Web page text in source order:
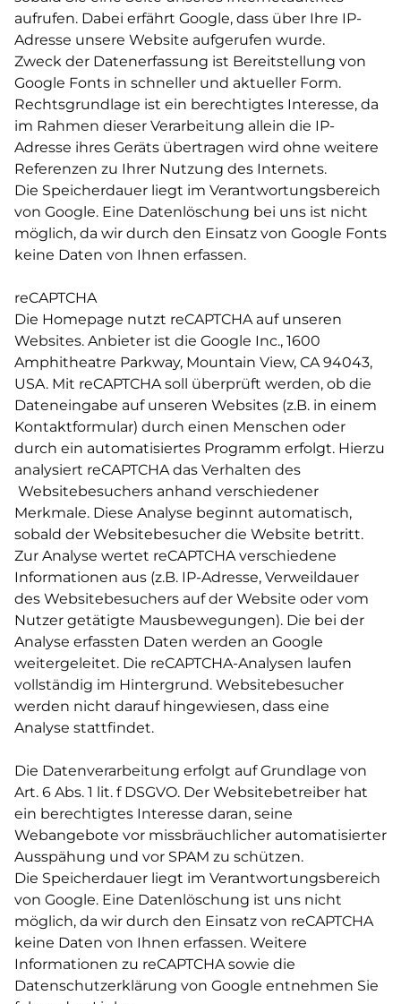
BEHANDLUNGEN
PREISE
TERMINE
aufrufen. Dabei erfährt Google, dass über Ihre IP-
Adresse unsere Website aufgerufen wurde.
Zweck der Datenerfassung ist Bereitstellung von
Google Fonts in schneller und aktueller Form.
Rechtsgrundlage ist ein berechtigtes Interesse, da
im Rahmen dieser Verarbeitung allein die IP-
Adresse ihres Geräts übertragen wird ohne weitere
Referenzen zu Ihrer Nutzung des Internets.
Die Speicherdauer liegt im Verantwortungsbereich
von Google. Eine Datenlöschung bei uns ist nicht
möglich, da wir durch den Einsatz von Google Fonts
keine Daten von Ihnen erfassen.
reCAPTCHA
Die Homepage nutzt reCAPTCHA auf unseren
Websites. Anbieter ist die Google Inc., 1600
Amphitheatre Parkway, Mountain View, CA 94043,
USA. Mit reCAPTCHA soll überprüft werden, ob die
Dateneingabe auf unseren Websites (z.B. in einem
Kontaktformular) durch einen Menschen oder
durch ein automatisiertes Programm erfolgt. Hierzu
analysiert reCAPTCHA das Verhalten des
Websitebesuchers anhand verschiedener
Merkmale. Diese Analyse beginnt automatisch,
sobald der Websitebesucher die Website betritt.
Zur Analyse wertet reCAPTCHA verschiedene
Informationen aus (z.B. IP-Adresse, Verweildauer
des Websitebesuchers auf der Website oder vom
Nutzer getätigte Mausbewegungen). Die bei der
Analyse erfassten Daten werden an Google
weitergeleitet. Die reCAPTCHA-Analysen laufen
vollständig im Hintergrund. Websitebesucher
werden nicht darauf hingewiesen, dass eine
Analyse stattfindet.
Die Datenverarbeitung erfolgt auf Grundlage von
Art. 6 Abs. 1 lit. f DSGVO. Der Websitebetreiber hat
ein berechtigtes Interesse daran, seine
Webangebote vor missbräuchlicher automatisierter
Ausspähung und vor SPAM zu schützen.
Die Speicherdauer liegt im Verantwortungsbereich
von Google. Eine Datenlöschung ist uns nicht
möglich, da wir durch den Einsatz von reCAPTCHA
keine Daten von Ihnen erfassen. Weitere
Informationen zu reCAPTCHA sowie die
Datenschutzerklärung von Google entnehmen Sie